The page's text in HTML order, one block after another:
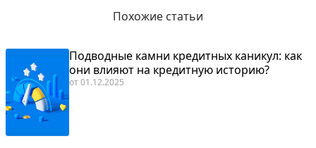
Похожие статьи
Подводные камни кредитных каникул: как
они влияют на кредитную историю?
от01.12.2025